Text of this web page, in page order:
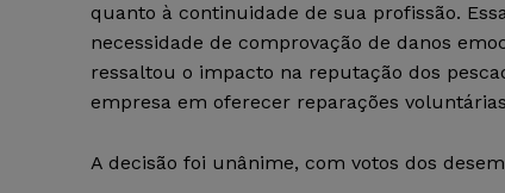
quanto à continuidade de sua profissão.
necessidade de comprovação de danos
ressaltou o impacto na reputação dos
empresa em oferecer reparações
A decisão foi unânime, com votos dos